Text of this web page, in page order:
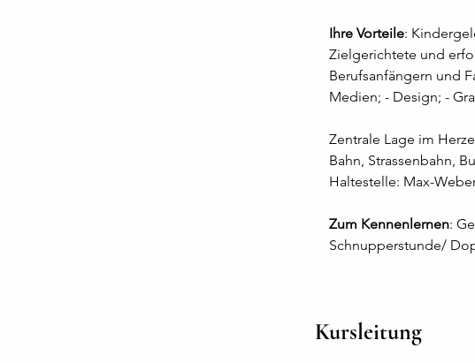
Ihre Vorteile:
Zielgerichtete und
Berufsanfängern und
Medien; - Design; -
Zentrale Lage im
Bahn, Strassenbahn,
Haltestelle: Max-
Zum Kennenlernen:
Schnupperstunde/
Kursleitung